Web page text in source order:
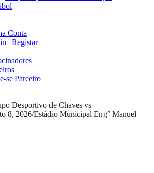
Conta
| Registar
se Parceiro
Desportivo de Chaves vs
8, 2026/Estádio Municipal Eng° Manuel